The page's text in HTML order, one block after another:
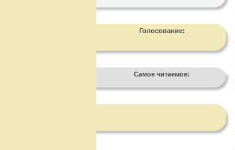
Голосование:
Самое читаемое: